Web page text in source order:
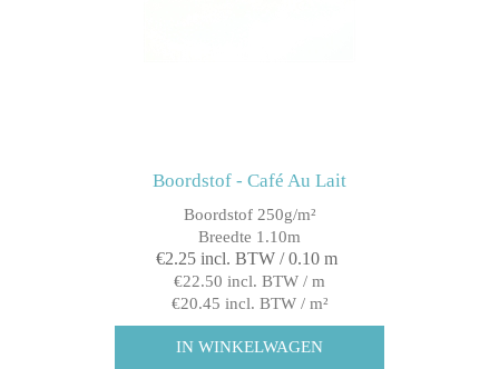
Boordstof - Café Au Lait
Boordstof 250g/m²
Breedte 1.10m
€2.25 incl. BTW / 0.10 m
€22.50 incl. BTW / m
€20.45 incl. BTW / m²